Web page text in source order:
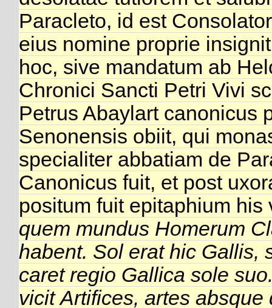
Paracleto, id est
eius nomine proprie
hoc, sive mandatum ab
Chronici Sancti Petri Vivi
Petrus Abaylart canonicus
Senonensis obiit, qui
specialiter abbatiam de
Canonicus fuit, et post
positum fuit epitaphium
quem mundus Homerum
habent. Sol erat hic Gallis,
caret regio Gallica sole
vicit Artifices, artes absque